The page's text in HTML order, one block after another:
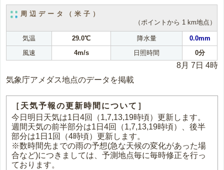
周辺データ（米子）
（ポイントから 1 km地点）
気温 29.0℃ 降水量
0.0mm
風速
4m/s 日照時間 0分
8月 7日 4時
気象庁アメダス地点のデータを掲載
［天気予報の更新時間について］
今日明日天気は1日4回（1,7,13,19時頃）更新します。
週間天気の前半部分は1日4回（1,7,13,19時頃）、後半
部分は1日1回（4時頃）更新します。
※数時間先までの雨の予想(急な天候の変化があった場
合など)につきましては、予測地点毎に毎時修正を行っ
ております。